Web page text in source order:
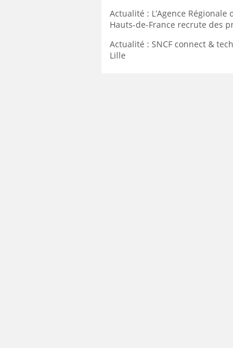
Actualité : L’Agence Régionale
Hauts-de-France recrute des
Actualité : SNCF connect &
Lille